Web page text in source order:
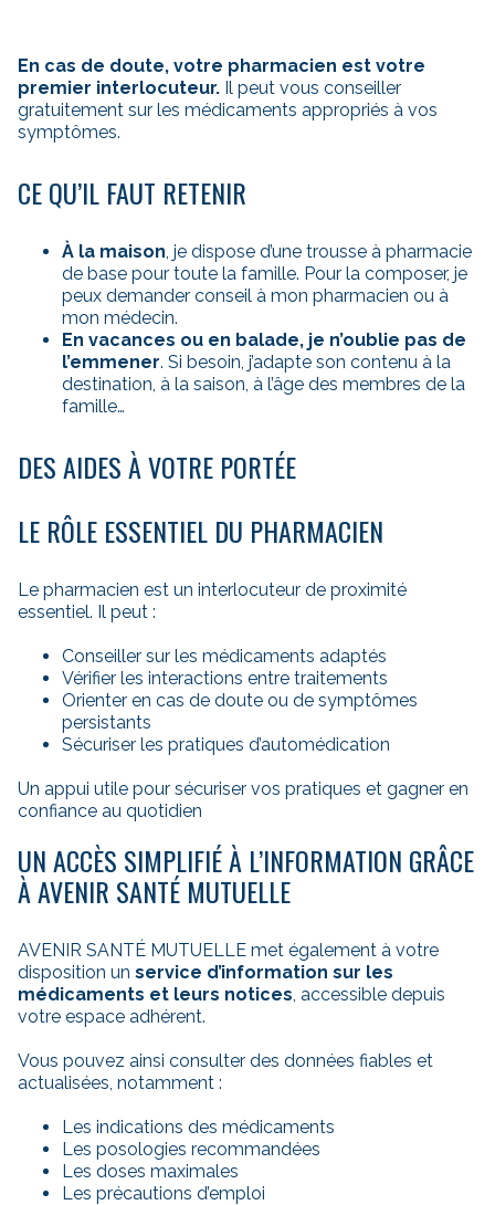
En cas de doute, votre pharmacien est votre
premier interlocuteur. Il peut vous conseiller
gratuitement sur les médicaments appropriés à vos
symptômes.
CE QU’IL FAUT RETENIR
À la maison , je dispose d’une trousse à pharmacie
de base pour toute la famille. Pour la composer, je
peux demander conseil à mon pharmacien ou à
mon médecin.
En vacances ou en balade, je n’oublie pas de
l’emmener. Si besoin, j’adapte son contenu à la
destination, à la saison, à l’âge des membres de la
famille…
DES AIDES À VOTRE PORTÉE
LE RÔLE ESSENTIEL DU PHARMACIEN
Le pharmacien est un interlocuteur de proximité
essentiel. Il peut :
Conseiller sur les médicaments adaptés
Vérifier les interactions entre traitements
Orienter en cas de doute ou de symptômes
persistants
Sécuriser les pratiques d’automédication
Un appui utile pour sécuriser vos pratiques et gagner en
confiance au quotidien
UN ACCÈS SIMPLIFIÉ À L’INFORMATION GRÂCE
À AVENIR SANTÉ MUTUELLE
AVENIR SANTÉ MUTUELLE met également à votre
disposition un service d’information sur les
médicaments et leurs notices , accessible depuis
votre espace adhérent.
Vous pouvez ainsi consulter des données fiables et
actualisées, notamment :
Les indications des médicaments
Les posologies recommandées
Les doses maximales
Les précautions d’emploi